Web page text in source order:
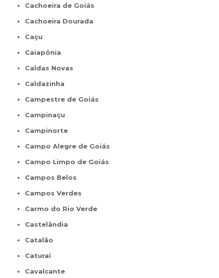
Cachoeira de Goiás
Cachoeira Dourada
Caçu
Caiapônia
Caldas Novas
Caldazinha
Campestre de Goiás
Campinaçu
Campinorte
Campo Alegre de Goiás
Campo Limpo de Goiás
Campos Belos
Campos Verdes
Carmo do Rio Verde
Castelândia
Catalão
Caturaí
Cavalcante